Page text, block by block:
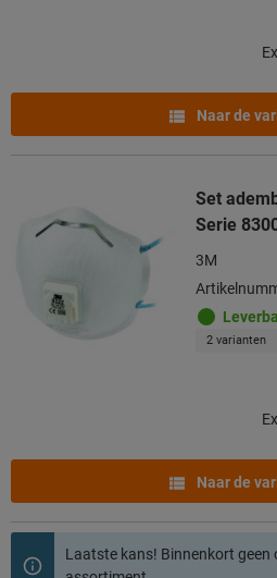
Naar de
Set
Serie
3M
2 varianten
Naar de
Laatste kans! Binnenkort geen